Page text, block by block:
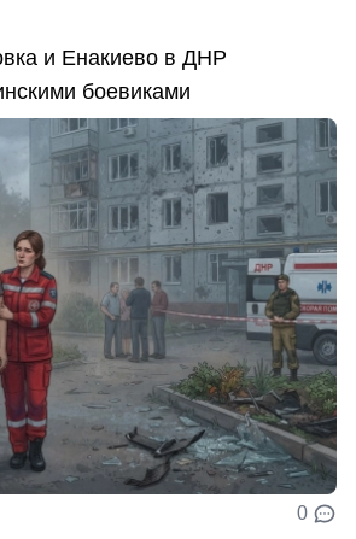
и Енакиево в ДНР
боевиками
0